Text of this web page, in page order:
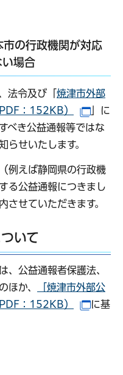
の行政機関が対応
い場合
法令及び「 焼津市外部
：152KB）
（別ウ
」に
べき公益通報等ではな
らせいたします。
例えば静岡県の行政機
る公益通報につきまし
させていただきます。
いて
、公益通報者保護法、
ほか、
「焼津市外部公
：152KB）
（別ウ
に基